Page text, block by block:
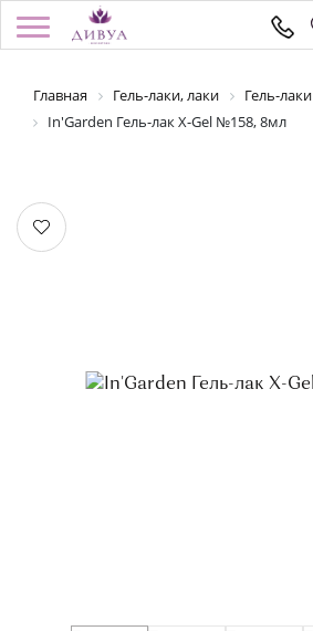
Войти / Регистрация
БРЕНДЫ
НОВИНКИ
Здравствуйте! Что вы ищете?
Главная Гель-лаки, лаки
Гель-лаки
In'Garden Гель-лак X-Gel №158, 8мл